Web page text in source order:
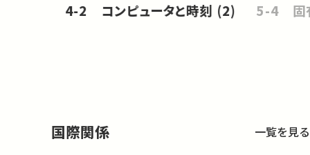
4-2 コンピュータと時刻 (2) 5-4 固
国際関係 一覧を見る